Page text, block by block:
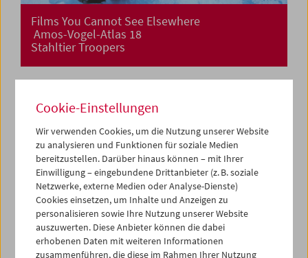
Films You Cannot See Elsewhere
Amos-Vogel-Atlas 18
Stahltier Troopers
Cookie-Einstellungen
Wir verwenden Cookies, um die Nutzung unserer Website
zu analysieren und Funktionen für soziale Medien
bereitzustellen. Darüber hinaus können – mit Ihrer
Einwilligung – eingebundene Drittanbieter (z. B. soziale
Netzwerke, externe Medien oder Analyse-Dienste)
Cookies einsetzen, um Inhalte und Anzeigen zu
personalisieren sowie Ihre Nutzung unserer Website
auszuwerten. Diese Anbieter können die dabei
erhobenen Daten mit weiteren Informationen
zusammenführen, die diese im Rahmen Ihrer Nutzung